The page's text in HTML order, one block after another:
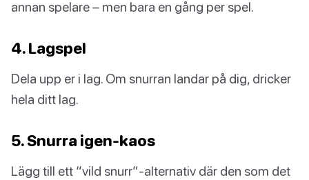
annan spelare – men bara en gång per spel.
4. Lagspel
Dela upp er i lag. Om snurran landar på dig, dricker
hela ditt lag.
5. Snurra igen-kaos
Lägg till ett “vild snurr”-alternativ där den som det